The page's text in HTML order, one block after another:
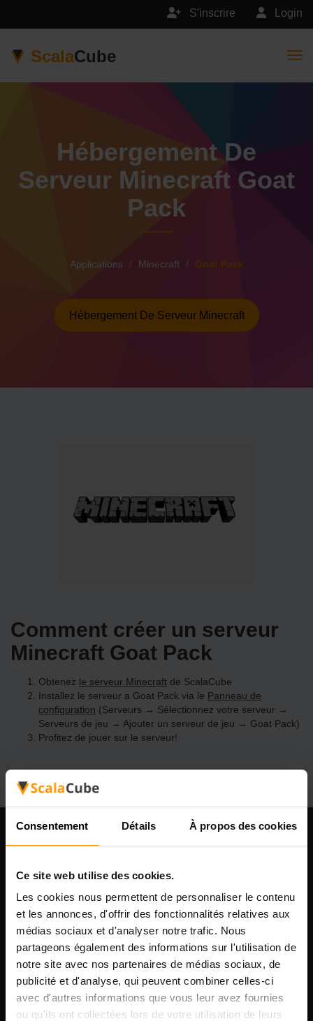
Consentement Détails À propos des cookies
Ce site web utilise des cookies.
Les cookies nous permettent de personnaliser le contenu
et les annonces, d'offrir des fonctionnalités relatives aux
médias sociaux et d'analyser notre trafic. Nous
partageons également des informations sur l'utilisation de
notre site avec nos partenaires de médias sociaux, de
publicité et d'analyse, qui peuvent combiner celles-ci
avec d'autres informations que vous leur avez fournies
ou qu'ils ont collectées lors de votre utilisation de leurs
Login
S'inscrire
ScalaCube
Hébergement De
Serveur Minecraft Goat
Pack
Applications Minecraft Goat Pack
Hébergement De Serveur Minecraft
Comment créer un serveur
Minecraft Goat Pack
Obtenez le serveur Minecraft de ScalaCube
Installez le serveur a Goat Pack via le Panneau de
configuration (Serveurs → Sélectionnez votre serveur →
Serveurs de jeu → Ajouter un serveur de jeu → Goat Pack)
Profitez de jouer sur le serveur!
Notre compagnie
Scalable Hosting Solutions OÜ
numéro de TVA: EE102133820
Adresse: Harju maakond, Tallinn, Kesklinna linnaosa,
Vesivärava tn 50-201, 10152